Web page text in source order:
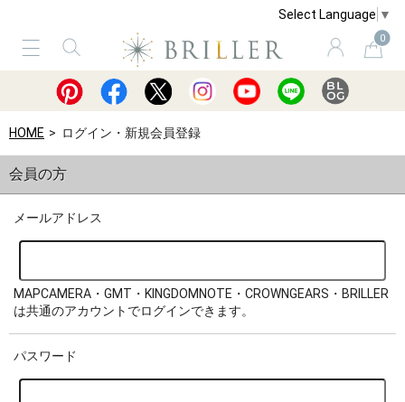
Select Language ▼
0
サービス ショッピングガイド 買取
HOME ログイン・新規会員登録
会員の方
メールアドレス
MAPCAMERA・GMT・KINGDOMNOTE・CROWNGEARS・BRILLER
は共通のアカウントでログインできます。
パスワード